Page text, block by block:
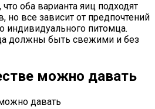
оба варианта яиц подходят
но все зависит от предпочтений
индивидуального питомца.
должны быть свежими и без
можно давать